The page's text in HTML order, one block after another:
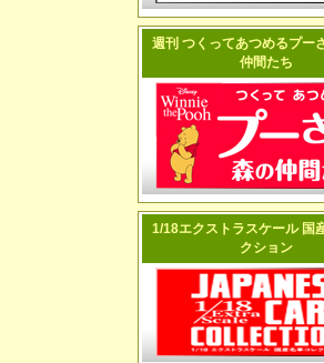
週刊 つくってあつめるプー
仲間たち
1/18エクストラスケール 国
クション